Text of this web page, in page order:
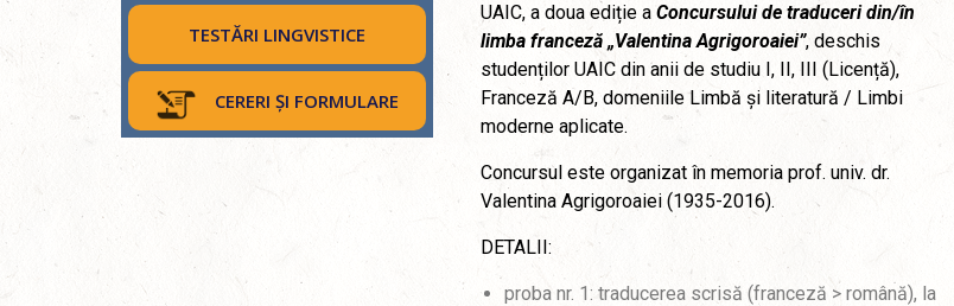
UAIC, a doua ediție a Concursului de traduceri din/în
limba franceză „Valentina Agrigoroaiei”, deschis
studenților UAIC din anii de studiu I, II, III (Licență),
Franceză A/B, domeniile Limbă și literatură / Limbi
moderne aplicate.
Concursul este organizat în memoria prof. univ. dr.
Valentina Agrigoroaiei (1935-2016).
DETALII:
proba nr. 1: traducerea scrisă (franceză > română), la
TESTĂRI LINGVISTICE
CERERI ȘI FORMULARE